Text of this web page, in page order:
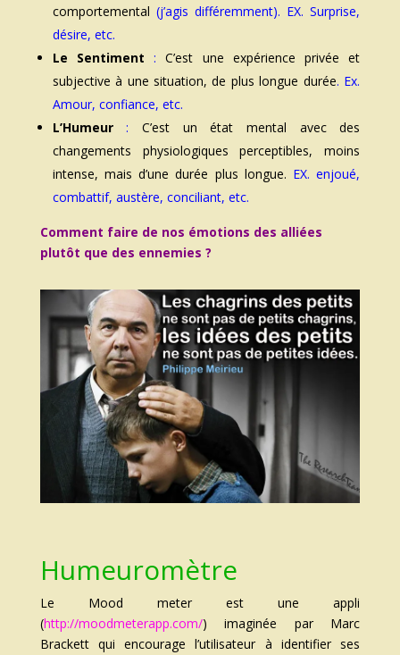
comportemental (j’agis différemment). EX. Surprise,
désire, etc.
Le Sentiment : C’est une expérience privée et
subjective à une situation, de plus longue durée. Ex.
Amour, confiance, etc.
L’Humeur:C’est un état mental avec des
changements physiologiques perceptibles, moins
intense, mais d’une durée plus longue. EX. enjoué,
combattif, austère, conciliant, etc.
Comment faire de nos émotions des alliées
plutôt que des ennemies ?
Humeuromètre
Le Mood meter est une appli
(http://moodmeterapp.com/) imaginée par Marc
Brackettqui encourage l’utilisateur à identifier ses